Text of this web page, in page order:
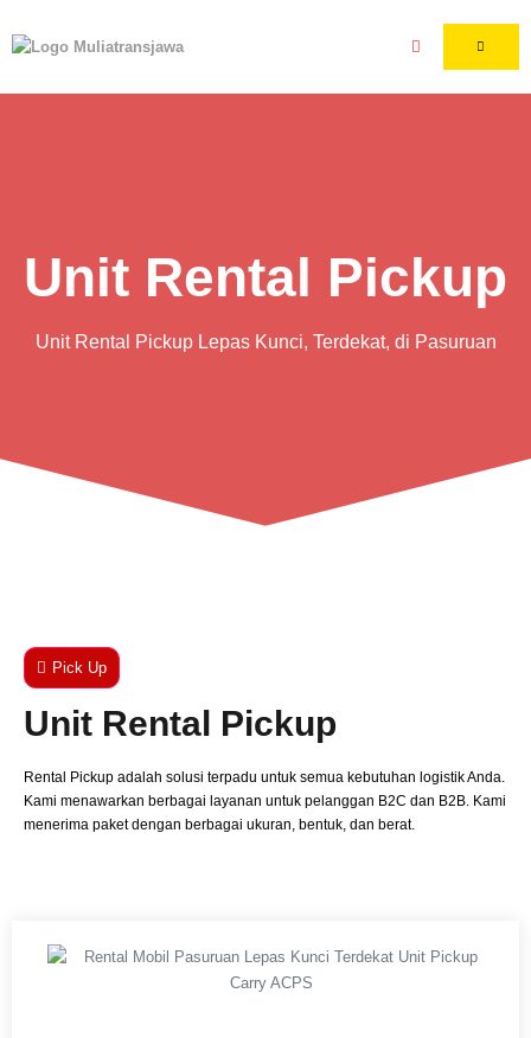
Unit Rental Pickup
Unit Rental Pickup Lepas Kunci, Terdekat, di Pasuruan
Pick Up
Unit Rental Pickup
Rental Pickup adalah solusi terpadu untuk semua kebutuhan logistik Anda.
Kami menawarkan berbagai layanan untuk pelanggan B2C dan B2B. Kami
menerima paket dengan berbagai ukuran, bentuk, dan berat.